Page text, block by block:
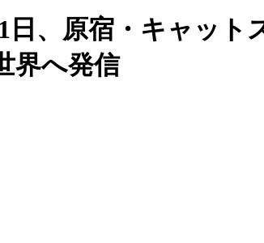
日、原宿・キャッ
界へ発信